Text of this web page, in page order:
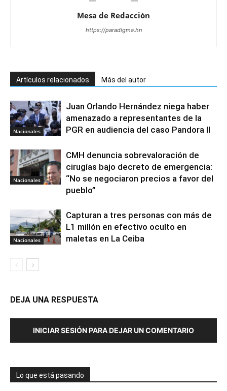
Mesa de Redacciòn
https://paradigma.hn
Artículos relacionados Más del autor
Nacionales
Juan Orlando Hernández niega haber
amenazado a representantes de la
PGR en audiencia del caso Pandora II
Nacionales
CMH denuncia sobrevaloración de
cirugías bajo decreto de emergencia:
“No se negociaron precios a favor del
pueblo”
Nacionales
Capturan a tres personas con más de
L1 millón en efectivo oculto en
maletas en La Ceiba
DEJA UNA RESPUESTA
INICIAR SESIÓN PARA DEJAR UN COMENTARIO
Lo que está pasando